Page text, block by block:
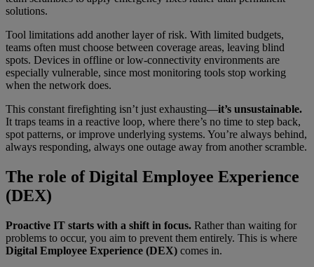
solutions.
Tool limitations add another layer of risk. With limited budgets,
teams often must choose between coverage areas, leaving blind
spots. Devices in offline or low-connectivity environments are
especially vulnerable, since most monitoring tools stop working
when the network does.
This constant firefighting isn’t just exhausting—it’s unsustainable.
It traps teams in a reactive loop, where there’s no time to step back,
spot patterns, or improve underlying systems. You’re always behind,
always responding, always one outage away from another scramble.
The role of Digital Employee Experience
(DEX)
Proactive IT starts with a shift in focus. Rather than waiting for
problems to occur, you aim to prevent them entirely. This is where
Digital Employee Experience (DEX) comes in.